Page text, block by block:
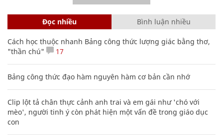
Đọc nhiều Bình luận nhiều
Cách học thuộc nhanh Bảng công thức lượng giác bằng thơ,
"thần chú"
17
Bảng công thức đạo hàm nguyên hàm cơ bản cần nhớ
Clip lột tả chân thực cảnh anh trai và em gái như 'chó với
mèo', người tinh ý còn phát hiện một vấn đề trong giáo dục
con